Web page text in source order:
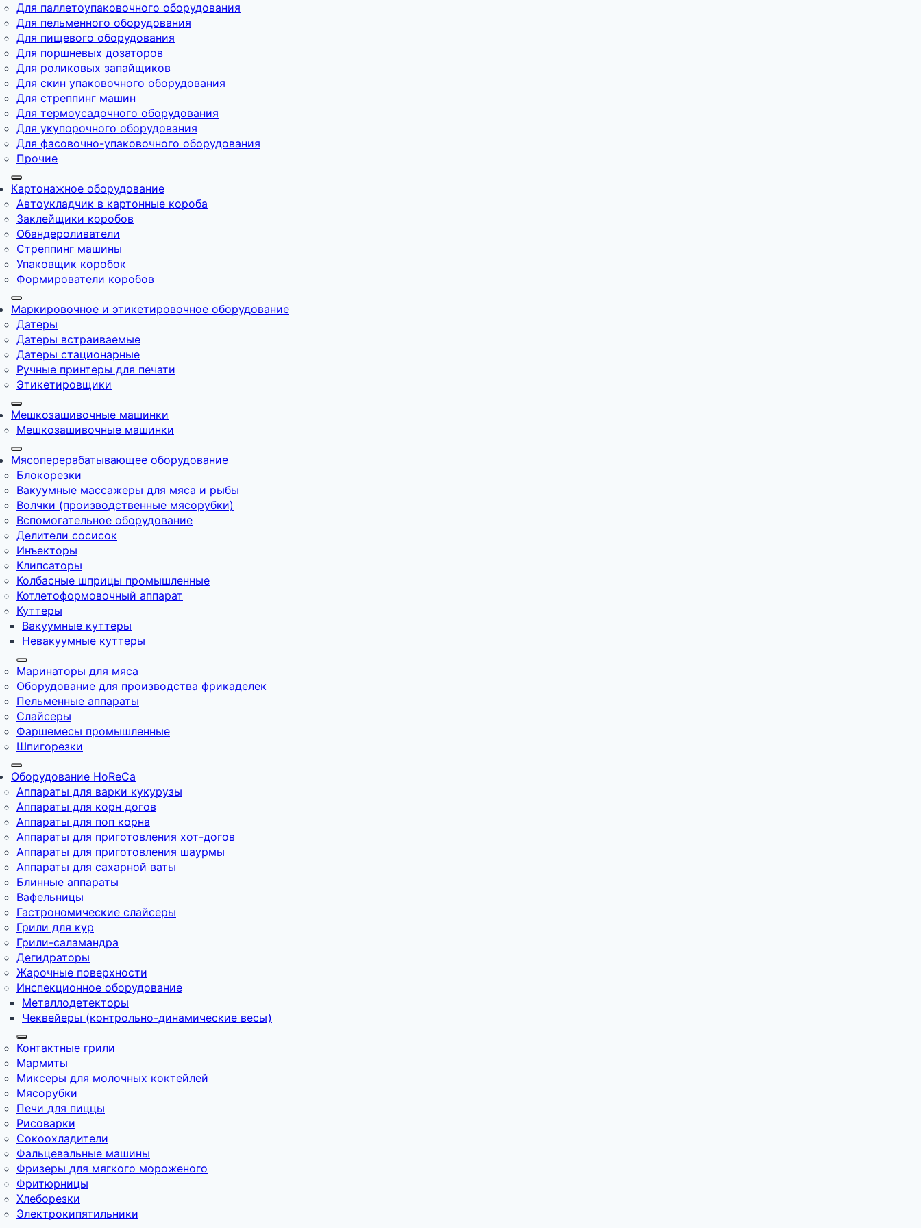
Для паллетоупаковочного оборудования
Для пельменного оборудования
Для пищевого оборудования
Для поршневых дозаторов
Для роликовых запайщиков
Для скин упаковочного оборудования
Для стреппинг машин
Для термоусадочного оборудования
Для укупорочного оборудования
Для фасовочно-упаковочного оборудования
Прочие
Картонажное оборудование
Автоукладчик в картонные короба
Заклейщики коробов
Обандероливатели
Стреппинг машины
Упаковщик коробок
Формирователи коробов
Маркировочное и этикетировочное оборудование
Датеры
Датеры встраиваемые
Датеры стационарные
Ручные принтеры для печати
Этикетировщики
Мешкозашивочные машинки
Мешкозашивочные машинки
Мясоперерабатывающее оборудование
Блокорезки
Вакуумные массажеры для мяса и рыбы
Волчки (производственные мясорубки)
Вспомогательное оборудование
Делители сосисок
Инъекторы
Клипсаторы
Колбасные шприцы промышленные
Котлетоформовочный аппарат
Куттеры
Вакуумные куттеры
Невакуумные куттеры
Маринаторы для мяса
Оборудование для производства фрикаделек
Пельменные аппараты
Слайсеры
Фаршемесы промышленные
Шпигорезки
Оборудование HoReCa
Аппараты для варки кукурузы
Аппараты для корн догов
Аппараты для поп корна
Аппараты для приготовления хот-догов
Аппараты для приготовления шаурмы
Аппараты для сахарной ваты
Блинные аппараты
Вафельницы
Гастрономические слайсеры
Грили для кур
Грили-саламандра
Дегидраторы
Жарочные поверхности
Инспекционное оборудование
Металлодетекторы
Чеквейеры (контрольно-динамические весы)
Контактные грили
Мармиты
Миксеры для молочных коктейлей
Мясорубки
Печи для пиццы
Рисоварки
Сокоохладители
Фальцевальные машины
Фризеры для мягкого мороженого
Фритюрницы
Хлеборезки
Электрокипятильники